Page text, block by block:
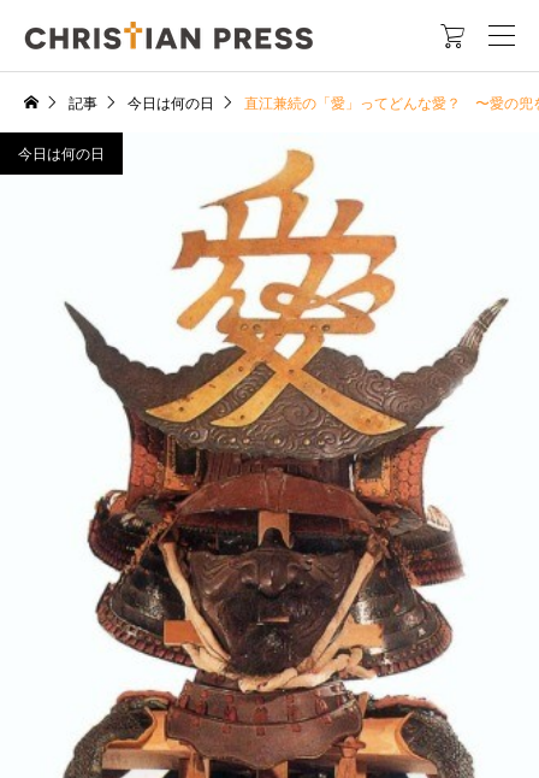

記事 今日は何の日 直江兼続の「愛」ってどんな愛？ 〜愛の兜
今日は何の日